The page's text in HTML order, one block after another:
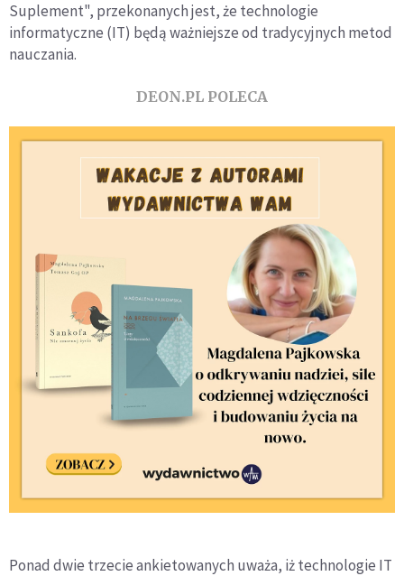
Suplement", przekonanych jest, że technologie
informatyczne (IT) będą ważniejsze od tradycyjnych metod
nauczania.
DEON.PL POLECA
Ponad dwie trzecie ankietowanych uważa, iż technologie IT